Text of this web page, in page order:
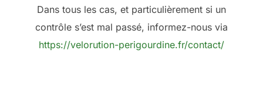
Dans tous les cas, et particulièrement si un
contrôle s’est mal passé, informez-nous via
https://velorution-perigourdine.fr/contact/